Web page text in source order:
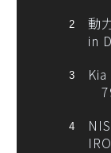
動
in